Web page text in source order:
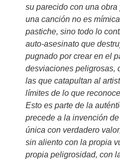
su parecido con una
una canción no es
pastiche, sino todo lo
auto-asesinato que
pugnado por crear en el
desviaciones peligrosas,
las que catapultan al
límites de lo que
Esto es parte de la
precede a la invención
única con verdadero
sin aliento con la propia
propia peligrosidad, con